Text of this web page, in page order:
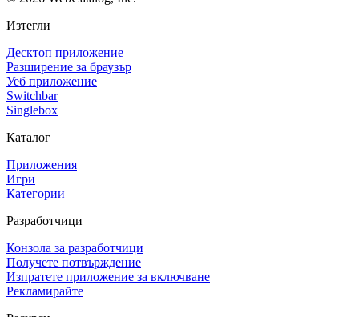
Изтегли
Десктоп приложение
Разширение за браузър
Уеб приложение
Switchbar
Singlebox
Каталог
Приложения
Игри
Категории
Разработчици
Конзола за разработчици
Получете потвърждение
Изпратете приложение за включване
Рекламирайте